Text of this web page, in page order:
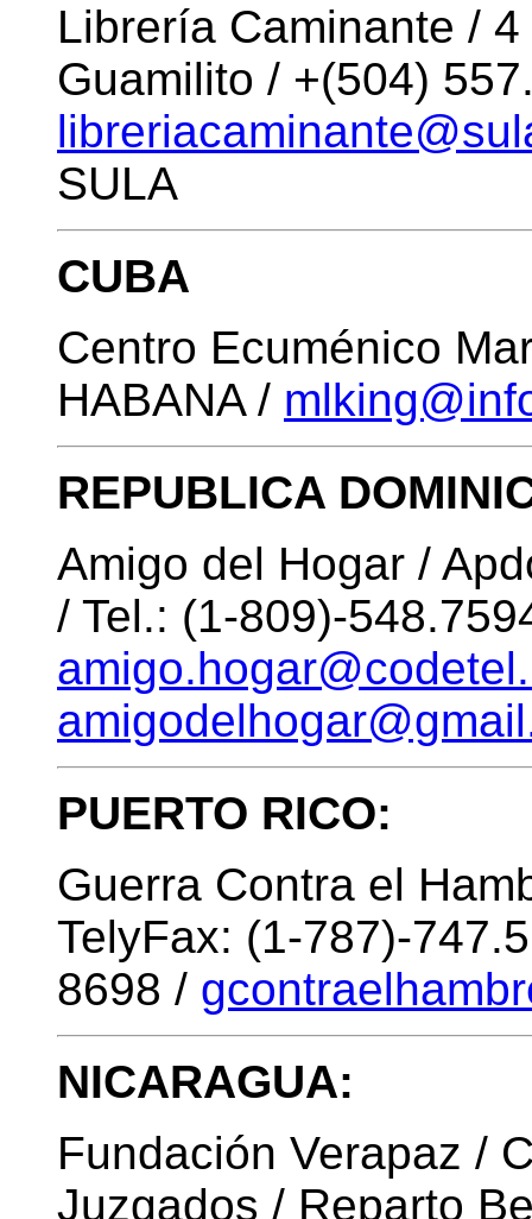
Librería Caminante /
Guamilito / +(504)
SULA
CUBA
Centro Ecuménico
HABANA /
REPUBLICA
Amigo del Hogar /
/ Tel.: (1-809)-
PUERTO RICO:
Guerra Contra el
TelyFax: (1-787)-
8698 /
NICARAGUA:
Fundación Verapaz /
Juzgados / Reparto